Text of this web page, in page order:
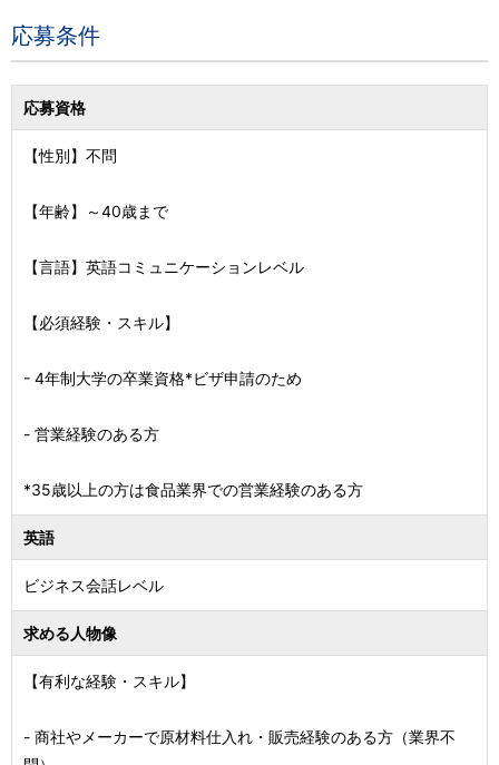
応募条件
応募資格
【性別】不問
【年齢】～40歳まで
【言語】英語コミュニケーションレベル
【必須経験・スキル】
- 4年制大学の卒業資格*ビザ申請のため
- 営業経験のある方
*35歳以上の方は食品業界での営業経験のある方
英語
ビジネス会話レベル
求める人物像
【有利な経験・スキル】
- 商社やメーカーで原材料仕入れ・販売経験のある方（業界不